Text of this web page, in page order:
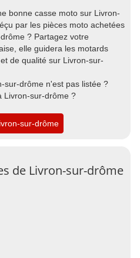
bonne casse moto sur Livron-
par les pièces moto achetées
? Partagez votre
elle guidera les motards
de qualité sur Livron-sur-
sur-drôme n'est pas listée ?
Livron-sur-drôme ?
sur-drôme
de Livron-sur-drôme